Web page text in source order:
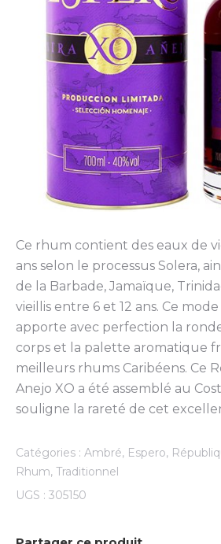
Ce rhum contient des eaux de
ans selon le processus Solera,
de la Barbade, Jamaïque,
vieillis entre 6 et 12 ans. Ce
apporte avec perfection la
corps et la palette aromatique
meilleurs rhums Caribéens. Ce
Anejo XO a été assemblé au
souligne la rareté de cet
Catégories : Ambré, Espero,
Rhum, Traditionnel
UGS : 305150